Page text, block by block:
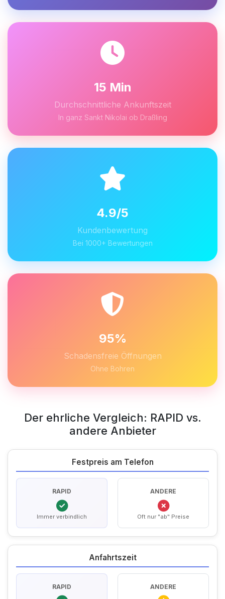
15 Min
Durchschnittliche Ankunftszeit
In ganz Sankt Nikolai ob Draßling
4.9/5
Kundenbewertung
Bei 1000+ Bewertungen
95%
Schadensfreie Öffnungen
Ohne Bohren
Der ehrliche Vergleich: RAPID vs.
andere Anbieter
Festpreis am Telefon
RAPID
Immer verbindlich
ANDERE
Oft nur "ab" Preise
Anfahrtszeit
RAPID ANDERE